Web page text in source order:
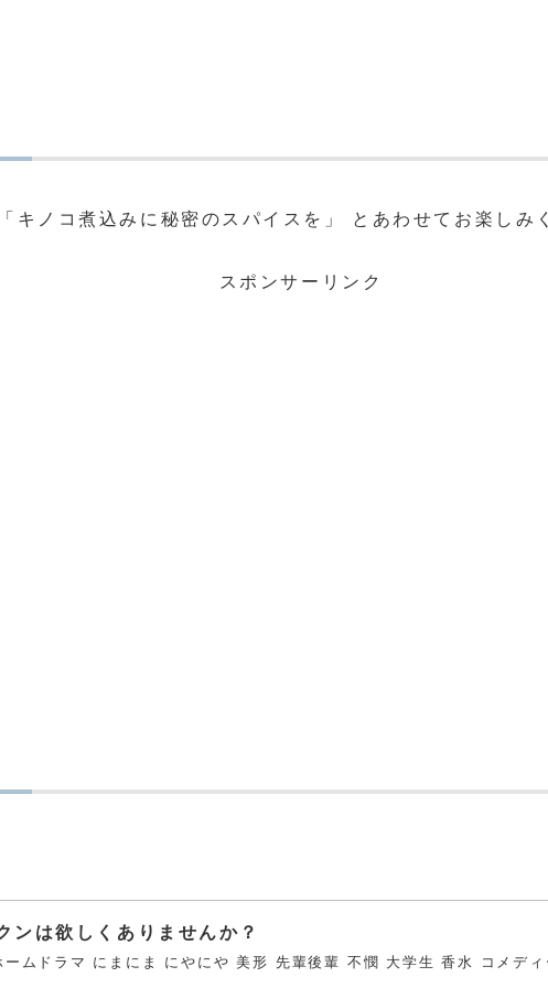
キノコ煮込みに秘密のスパイスを」 とあわせてお楽しみ
スポンサーリンク
ンは欲しくありませんか？
ムドラマ にまにま にやにや 美形 先輩後輩 不憫 大学生 香水 コメデ